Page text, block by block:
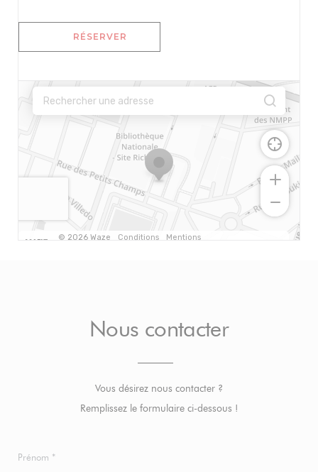
RÉSERVER
Nous contacter
Vous désirez nous contacter ?
Remplissez le formulaire ci-dessous !